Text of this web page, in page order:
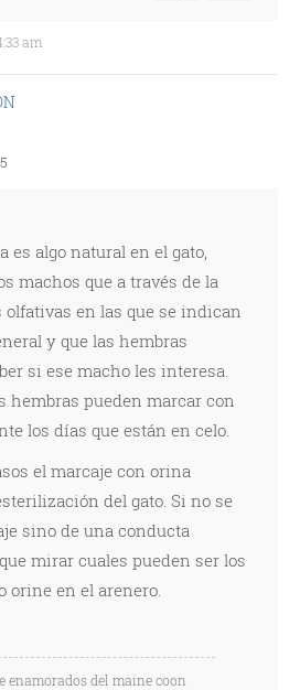
am
es algo natural en el gato,
machos que a través de la
en las que se indican
y que las hembras
si ese macho les interesa.
hembras pueden marcar con
los días que están en celo.
el marcaje con orina
del gato. Si no se
sino de una conducta
mirar cuales pueden ser los
orine en el arenero.
enamorados del maine coon